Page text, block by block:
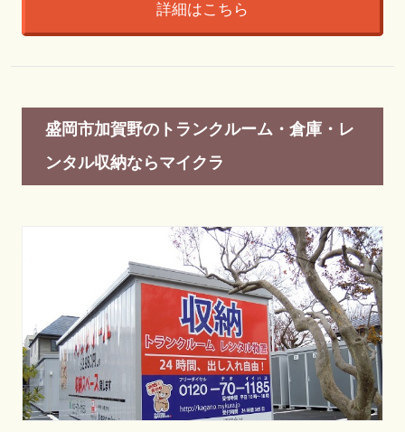
詳細はこちら
盛岡市加賀野のトランクルーム・倉庫・レ
ンタル収納ならマイクラ